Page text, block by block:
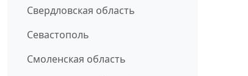
Свердловская область
Севастополь
Смоленская область